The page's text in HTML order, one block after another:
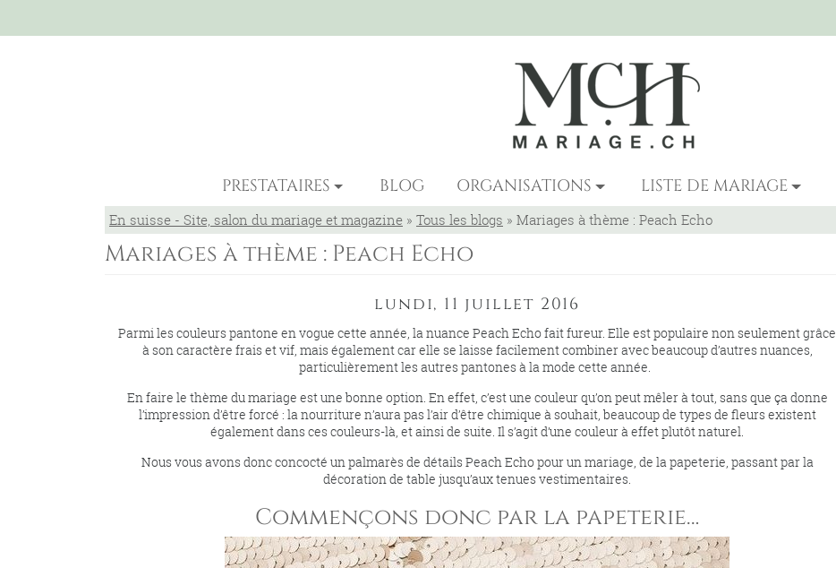
PRESTATAIRES BLOG ORGANISATIONS LISTE DE MARIAGE
En suisse - Site, salon du mariage et magazine » Tous les blogs » Mariages à thème : Peach Echo
Mariages à thème : Peach Echo
lundi, 11 juillet 2016
Parmi les couleurs pantone en vogue cette année, la nuance Peach Echo fait fureur. Elle est populaire non seulement grâce
à son caractère frais et vif, mais également car elle se laisse facilement combiner avec beaucoup d’autres nuances,
particulièrement les autres pantones à la mode cette année.
En faire le thème du mariage est une bonne option. En effet, c’est une couleur qu’on peut mêler à tout, sans que ça donne
l’impression d’être forcé : la nourriture n’aura pas l’air d’être chimique à souhait, beaucoup de types de fleurs existent
également dans ces couleurs-là, et ainsi de suite. Il s’agit d’une couleur à effet plutôt naturel.
Nous vous avons donc concocté un palmarès de détails Peach Echo pour un mariage, de la papeterie, passant par la
décoration de table jusqu’aux tenues vestimentaires.
Commençons donc par la papeterie…